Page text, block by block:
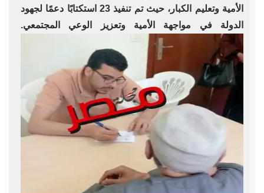
الأمية وتعليم الكبار، حيث تم تنفيذ 23 استكتابًا دعمًا لجهود
الدولة في مواجهة الأمية وتعزيز الوعي المجتمعي.